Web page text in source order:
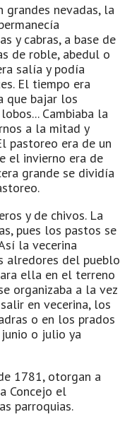
grandes nevadas, la
y cabras, a base de
de roble, abedul o
salía y podía
El tiempo era
que bajar los
Cambiaba la
a la mitad y
pastoreo era de un
el invierno era de
grande se dividía
y de chivos. La
pues los pastos se
la vecerina
alredores del pueblo
ella en el terreno
organizaba a la vez
en vecerina, los
o en los prados
junio o julio ya
1781, otorgan a
Concejo el
parroquias.